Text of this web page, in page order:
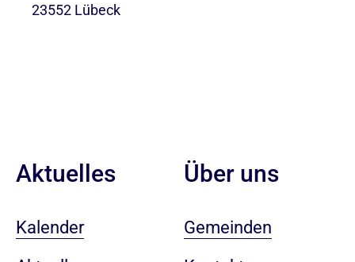
23552 Lübeck
Aktuelles
Kalender
Über uns
Gemeinden